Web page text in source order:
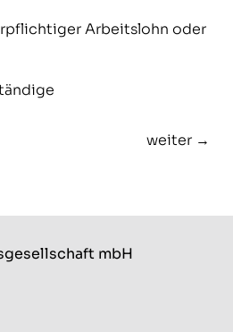
Arbeitslohn oder
weiter →
mbH